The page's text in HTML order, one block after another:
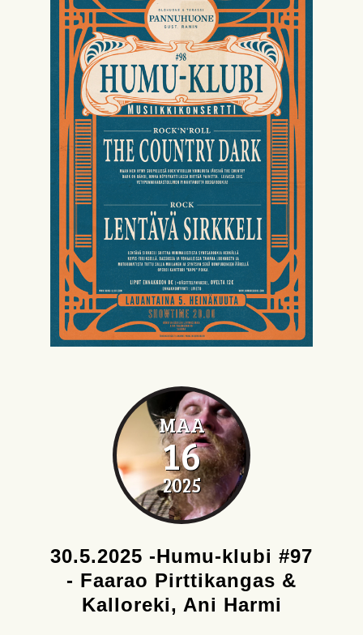
MAA
16
2025
30.5.2025 -Humu-klubi #97
- Faarao Pirttikangas &
Kalloreki, Ani Harmi